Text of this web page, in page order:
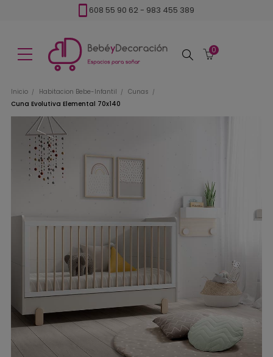
608 55 90 62 - 983 455 389
Buscar
0
Inicio Habitacion Bebe-Infantil
Cunas
Cuna Evolutiva Elemental 70x140